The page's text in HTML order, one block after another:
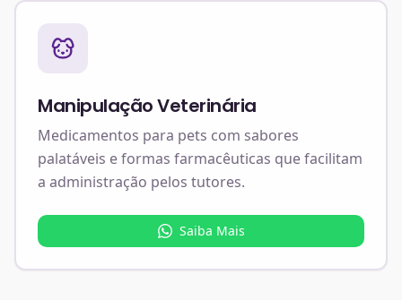
Manipulação Veterinária
Medicamentos para pets com sabores
palatáveis e formas farmacêuticas que facilitam
a administração pelos tutores.
Saiba Mais